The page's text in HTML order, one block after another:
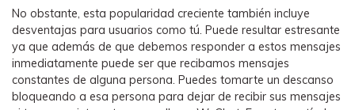
Apps
Mutsapper (Alias: Wutsapper)
No obstante, esta popularidad creciente también incluye
desventajas para usuarios como tú. Puede resultar estresante
ya que además de que debemos responder a estos mensajes
inmediatamente puede ser que recibamos mensajes
constantes de alguna persona. Puedes tomarte un descanso
bloqueando a esa persona para dejar de recibir sus mensajes